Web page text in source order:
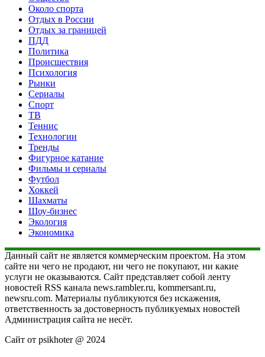
Около спорта
Отдых в России
Отдых за границей
ПДД
Политика
Происшествия
Психология
Рынки
Сериалы
Спорт
ТВ
Теннис
Технологии
Тренды
Фигурное катание
Фильмы и сериалы
Футбол
Хоккей
Шахматы
Шоу-бизнес
Экология
Экономика
Данный сайт не является коммерческим проектом. На этом
сайте ни чего не продают, ни чего не покупают, ни какие
услуги не оказываются. Сайт представляет собой ленту
новостей RSS канала news.rambler.ru, kommersant.ru,
newsru.com. Материалы публикуются без искажения,
ответственность за достоверность публикуемых новостей
Администрация сайта не несёт.
Сайт от psikhoter @ 2024